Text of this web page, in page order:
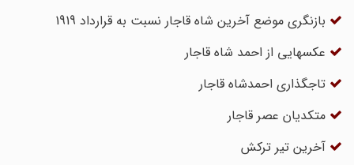
بازنگری موضع آخرین شاه قاجار نسبت به قرارداد 1919
عکسهایی از احمد شاه قاجار
تاجگذاری احمدشاه قاجار
متکدیان عصر قاجار
آخرین تیر ترکش